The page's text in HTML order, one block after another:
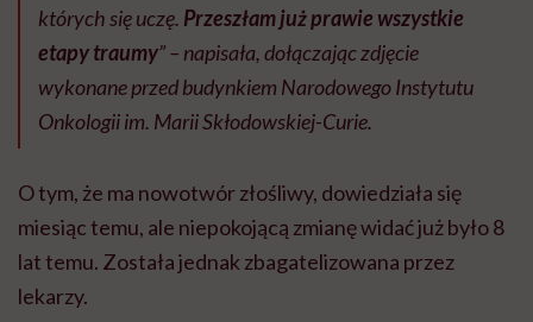
których się uczę. Przeszłam już prawie wszystkie
etapy traumy” – napisała, dołączając zdjęcie
wykonane przed budynkiem Narodowego Instytutu
Onkologii im. Marii Skłodowskiej-Curie.
O tym, że ma nowotwór złośliwy, dowiedziała się
miesiąc temu, ale niepokojącą zmianę widać już było 8
lat temu. Została jednak zbagatelizowana przez
lekarzy.